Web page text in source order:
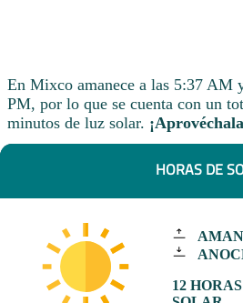
En Mixco amanece a las 5:37 AM
PM, por lo que se cuenta con un
minutos de luz solar.
HORAS DE
12